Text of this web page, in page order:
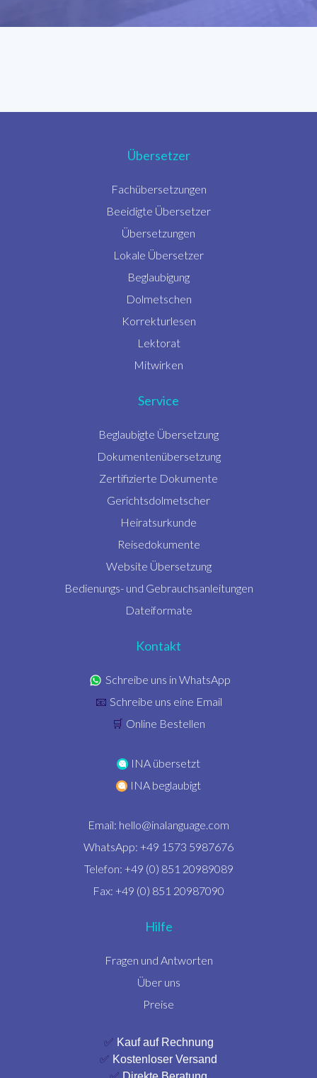
Übersetzer
Fachübersetzungen
Beeidigte Übersetzer
Übersetzungen
Lokale Übersetzer
Beglaubigung
Dolmetschen
Korrekturlesen
Lektorat
Mitwirken
Service
Beglaubigte Übersetzung
Dokumentenübersetzung
Zertifizierte Dokumente
Gerichtsdolmetscher
Heiratsurkunde
Reisedokumente
Website Übersetzung
Bedienungs- und Gebrauchsanleitungen
Dateiformate
Kontakt
Schreibe uns in WhatsApp
📧 Schreibe uns eine Email
🛒 Online Bestellen
INA übersetzt
INA beglaubigt
Email: hello@inalanguage.com
WhatsApp: +49 1573 5987676
Telefon: +49 (0) 851 20989089
Fax: +49 (0) 851 20987090
Hilfe
Fragen und Antworten
Über uns
Preise
✅ Kauf auf Rechnung
✅ Kostenloser Versand